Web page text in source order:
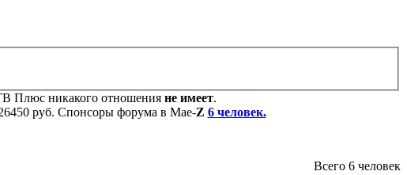
Плюс никакого отношения не имеет.
руб. Cпонсоры форума в Мае-Z 6 человек.
Всего 6 человек